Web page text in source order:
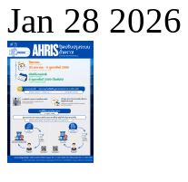
Jan 28 2026